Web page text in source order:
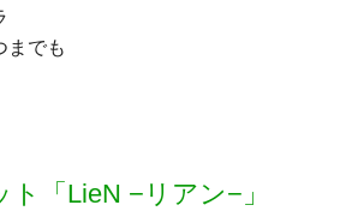
までも
「LieN −リアン−」